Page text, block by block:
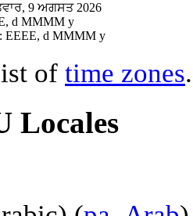
9 ਅਗਸਤ 2026
d MMMM y
EEEE, d MMMM y
of time zones.
Locales